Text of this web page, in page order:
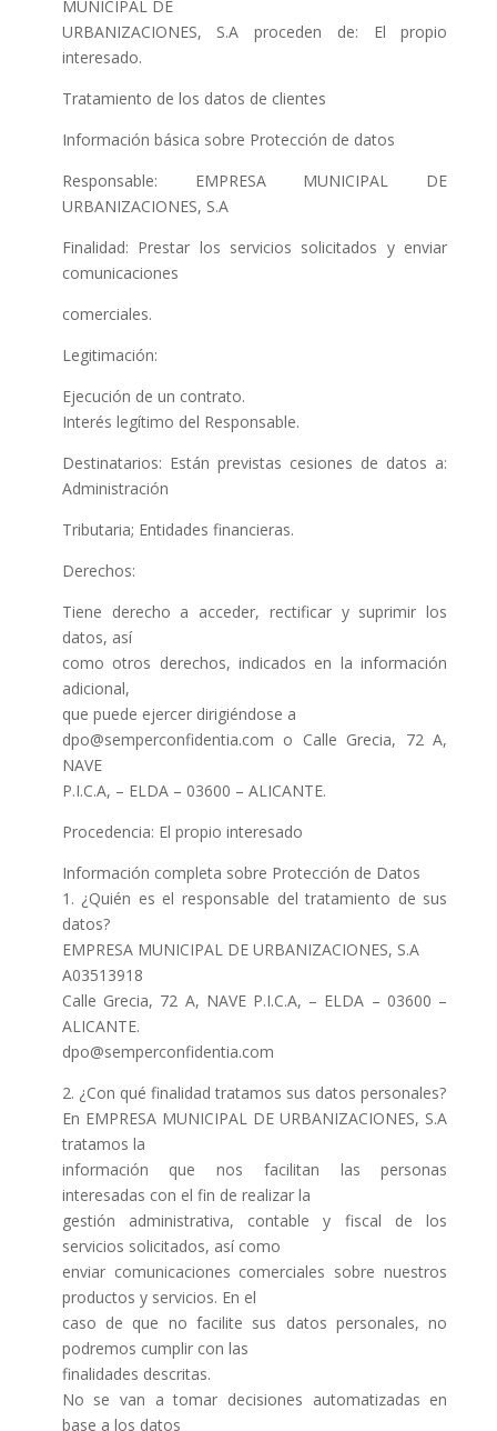
MUNICIPAL DE
URBANIZACIONES, S.A proceden de: El propio
interesado.
Tratamiento de los datos de clientes
Información básica sobre Protección de datos
Responsable: EMPRESA MUNICIPAL DE
URBANIZACIONES, S.A
Finalidad: Prestar los servicios solicitados y enviar
comunicaciones
comerciales.
Legitimación:
Ejecución de un contrato.
Interés legítimo del Responsable.
Destinatarios: Están previstas cesiones de datos a:
Administración
Tributaria; Entidades financieras.
Derechos:
Tiene derecho a acceder, rectificar y suprimir los
datos, así
como otros derechos, indicados en la información
adicional,
que puede ejercer dirigiéndose a
dpo@semperconfidentia.com o Calle Grecia, 72 A,
NAVE
P.I.C.A, – ELDA – 03600 – ALICANTE.
Procedencia: El propio interesado
Información completa sobre Protección de Datos
1. ¿Quién es el responsable del tratamiento de sus
datos?
EMPRESA MUNICIPAL DE URBANIZACIONES, S.A
A03513918
Calle Grecia, 72 A, NAVE P.I.C.A, – ELDA – 03600 –
ALICANTE.
dpo@semperconfidentia.com
2. ¿Con qué finalidad tratamos sus datos personales?
En EMPRESA MUNICIPAL DE URBANIZACIONES, S.A
tratamos la
información que nos facilitan las personas
interesadas con el fin de realizar la
gestión administrativa, contable y fiscal de los
servicios solicitados, así como
enviar comunicaciones comerciales sobre nuestros
productos y servicios. En el
caso de que no facilite sus datos personales, no
podremos cumplir con las
finalidades descritas.
No se van a tomar decisiones automatizadas en
base a los datos